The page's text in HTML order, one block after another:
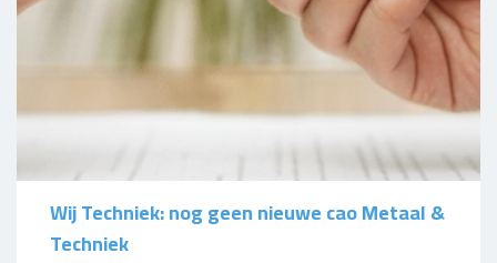
Wij Techniek: nog geen nieuwe cao Metaal &
Techniek